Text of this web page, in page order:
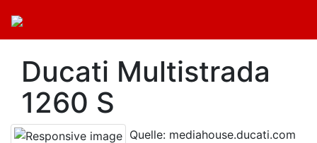
Ducati Multistrada
1260 S
Quelle: mediahouse.ducati.com